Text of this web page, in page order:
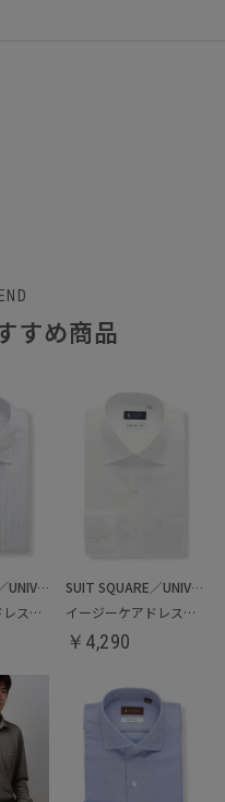
すめ商品
SUIT SQUARE／UNIVERSAL LANGUAGE
イージーケアドレスシャツ／クールマックス
SUIT SQUARE／UNIVERSAL LANGUAGE
イージーケアドレスシャツ
￥ 4,290